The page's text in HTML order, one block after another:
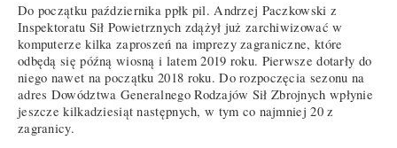
Do początku października ppłk pil. Andrzej Paczkowski z
Inspektoratu Sił Powietrznych zdążył już zarchiwizować w
komputerze kilka zaproszeń na imprezy zagraniczne, które
odbędą się późną wiosną i latem 2019 roku. Pierwsze dotarły do
niego nawet na początku 2018 roku. Do rozpoczęcia sezonu na
adres Dowództwa Generalnego Rodzajów Sił Zbrojnych wpłynie
jeszcze kilkadziesiąt następnych, w tym co najmniej 20 z
zagranicy.